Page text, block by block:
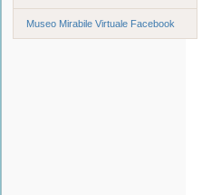
Museo Mirabile Virtuale Facebook